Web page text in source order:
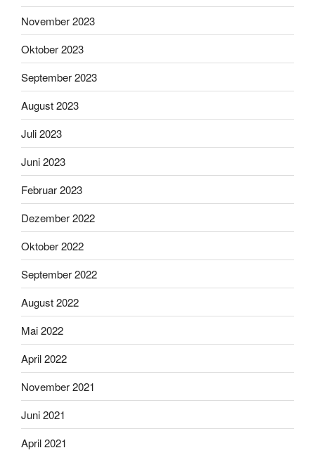
November 2023
Oktober 2023
September 2023
August 2023
Juli 2023
Juni 2023
Februar 2023
Dezember 2022
Oktober 2022
September 2022
August 2022
Mai 2022
April 2022
November 2021
Juni 2021
April 2021